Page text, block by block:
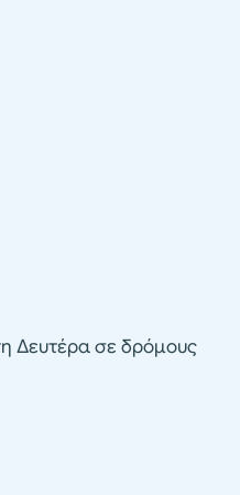
Δευτέρα σε δρόμους